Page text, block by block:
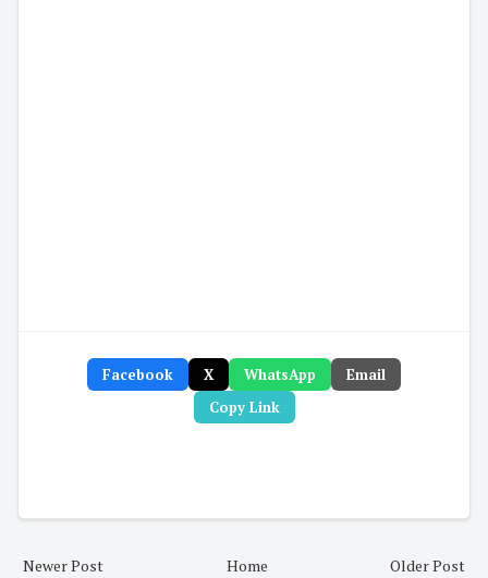
Facebook X WhatsApp
Email
Copy Link
Newer Post Older Post
Home